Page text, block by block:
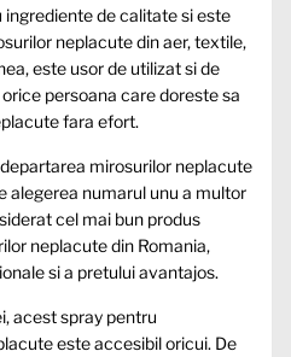
de calitate si este
neplacute din aer, textile,
este usor de utilizat si de
persoana care doreste sa
fara efort.
mirosurilor neplacute
alegerea numarul unu a multor
cel mai bun produs
neplacute din Romania,
si a pretului avantajos.
acest spray pentru
este accesibil oricui. De